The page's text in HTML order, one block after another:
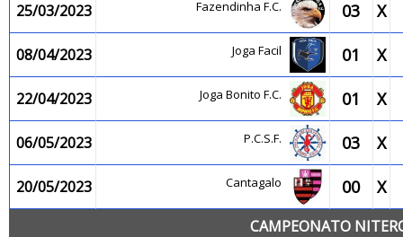
25/03/2023 Fazendinha F.C. 03 X
08/04/2023 Joga Facil 01 X
22/04/2023 Joga Bonito F.C. 01 X
06/05/2023 P.C.S.F. 03 X
20/05/2023 Cantagalo 00 X
CAMPEONATO